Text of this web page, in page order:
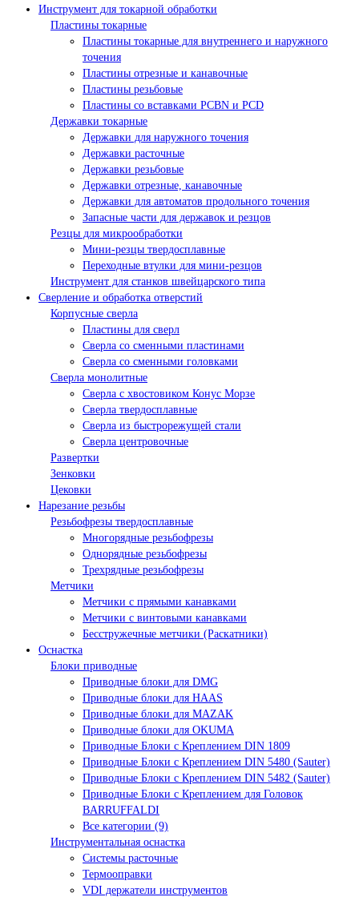
Инструмент для токарной обработки
Пластины токарные
Пластины токарные для внутреннего и наружного
точения
Пластины отрезные и канавочные
Пластины резьбовые
Пластины со вставками PCBN и PCD
Державки токарные
Державки для наружного точения
Державки расточные
Державки резьбовые
Державки отрезные, канавочные
Державки для автоматов продольного точения
Запасные части для державок и резцов
Резцы для микрообработки
Мини-резцы твердосплавные
Переходные втулки для мини-резцов
Инструмент для станков швейцарского типа
Сверление и обработка отверстий
Корпусные сверла
Пластины для сверл
Сверла со сменными пластинами
Сверла со сменными головками
Сверла монолитные
Сверла с хвостовиком Конус Морзе
Сверла твердосплавные
Сверла из быстрорежущей стали
Сверла центровочные
Развертки
Зенковки
Цековки
Нарезание резьбы
Резьбофрезы твердосплавные
Многорядные резьбофрезы
Однорядные резьбофрезы
Трехрядные резьбофрезы
Метчики
Метчики с прямыми канавками
Метчики с винтовыми канавками
Бесстружечные метчики (Раскатники)
Оснастка
Блоки приводные
Приводные блоки для DMG
Приводные блоки для HAAS
Приводные блоки для MAZAK
Приводные блоки для OKUMA
Приводные Блоки с Креплением DIN 1809
Приводные Блоки с Креплением DIN 5480 (Sauter)
Приводные Блоки с Креплением DIN 5482 (Sauter)
Приводные Блоки с Креплением для Головок
BARRUFFALDI
Все категории (9)
Инструментальная оснастка
Системы расточные
Термооправки
VDI держатели инструментов